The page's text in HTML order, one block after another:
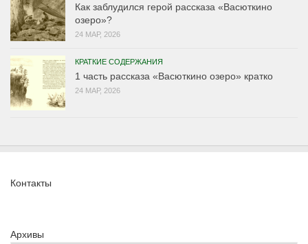
Как заблудился герой рассказа «Васюткино
озеро»?
24 МАР, 2026
КРАТКИЕ СОДЕРЖАНИЯ
1 часть рассказа «Васюткино озеро» кратко
24 МАР, 2026
Контакты
Архивы